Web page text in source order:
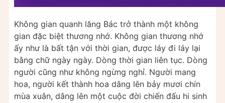
Không gian quanh lăng Bác trở thành một không
gian đặc biệt thương nhớ. Không gian thương nhớ
ấy như là bất tận với thời gian, được láy đi láy lại
bằng chữ ngày ngày. Dòng thời gian liên tục. Dòng
người cũng như không ngừng nghỉ. Người mang
hoa, người kết thành hoa dâng lên bảy mươi chín
mùa xuân, dâng lên một cuộc đời chiến đấu hi sinh